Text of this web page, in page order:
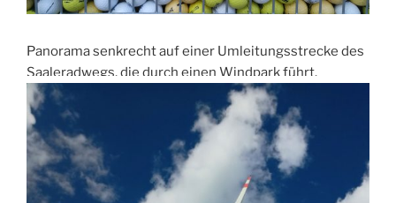
Panorama senkrecht auf einer Umleitungsstrecke des
Saaleradwegs, die durch einen Windpark führt.